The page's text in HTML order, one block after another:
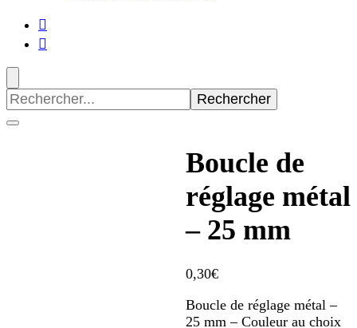
Recherche
pour
:
Boucle de
réglage métal
– 25 mm
0,30€
Boucle de réglage métal –
25 mm – Couleur au choix